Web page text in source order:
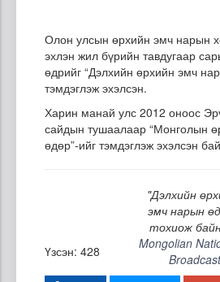
Олон улсын өрхийн эмч нарын
эхлэн жил бүрийн тавдугаар
өдрийг “Дэлхийн өрхийн эмч
тэмдэглэж эхэлсэн.
Харин манай улс 2012 оноос
сайдын тушаалаар “Монголын
өдөр”-ийг тэмдэглэж эхэлсэн
"Дэлхийн
эмч нарын
тохиож
Үзсэн: 428
Mongolian